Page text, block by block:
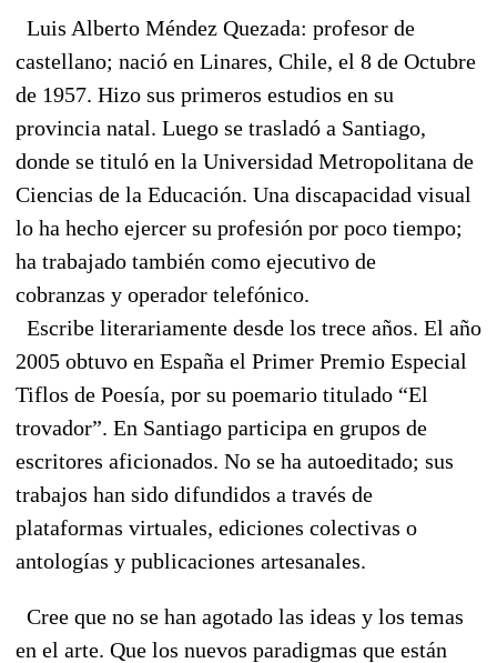
Luis Alberto Méndez Quezada: profesor de
castellano; nació en Linares, Chile, el 8 de Octubre
de 1957. Hizo sus primeros estudios en su
provincia natal. Luego se trasladó a Santiago,
donde se tituló en la Universidad Metropolitana de
Ciencias de la Educación. Una discapacidad visual
lo ha hecho ejercer su profesión por poco tiempo;
ha trabajado también como ejecutivo de
cobranzas y operador telefónico.
Escribe literariamente desde los trece años. El año
2005 obtuvo en España el Primer Premio Especial
Tiflos de Poesía, por su poemario titulado “El
trovador”. En Santiago participa en grupos de
escritores aficionados. No se ha autoeditado; sus
trabajos han sido difundidos a través de
plataformas virtuales, ediciones colectivas o
antologías y publicaciones artesanales.
Cree que no se han agotado las ideas y los temas
en el arte. Que los nuevos paradigmas que están